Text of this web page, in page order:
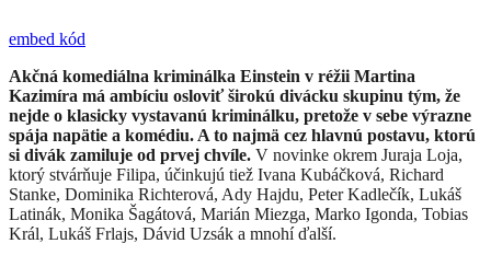
embed kód
Akčná komediálna kriminálka Einstein v réžii Martina
Kazimíra má ambíciu osloviť širokú divácku skupinu tým, že
nejde o klasicky vystavanú kriminálku, pretože v sebe výrazne
spája napätie a komédiu. A to najmä cez hlavnú postavu, ktorú
si divák zamiluje od prvej chvíle. V novinke okrem Juraja Loja,
ktorý stvárňuje Filipa, účinkujú tiež Ivana Kubáčková, Richard
Stanke, Dominika Richterová, Ady Hajdu, Peter Kadlečík, Lukáš
Latinák, Monika Šagátová, Marián Miezga, Marko Igonda, Tobias
Král, Lukáš Frlajs, Dávid Uzsák a mnohí ďalší.